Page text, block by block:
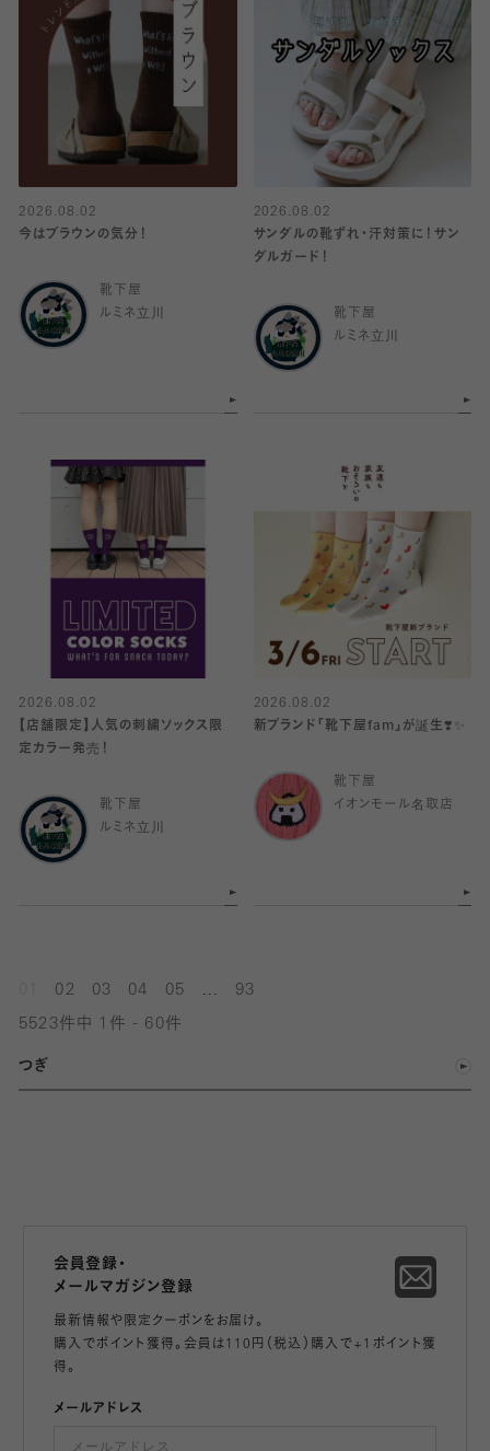
2026.08.02
今はブラウンの気分！
靴下屋
ルミネ立川
2026.08.02
サンダルの靴ずれ・汗対策に！サン
ダルガード！
靴下屋
ルミネ立川
2026.08.02
【店舗限定】人気の刺繍ソックス限
定カラー発売！
靴下屋
ルミネ立川
2026.08.02
新ブランド「靴下屋fam」が誕生❣️✨
靴下屋
イオンモール名取店
02 03 04 05 93
5523件中 1件 - 60件
つぎ
会員登録・
メールマガジン登録
最新情報や限定クーポンをお届け。
購入でポイント獲得。会員は110円（税込）購入で+1ポイント獲
得。
メールアドレス